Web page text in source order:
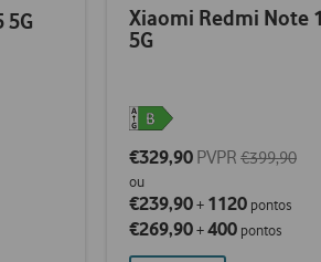
5G
Xiaomi Redmi Note
5G
€329,90 PVPR €399,90
ou
€239,90+ 1120 pontos
€269,90+400 pontos